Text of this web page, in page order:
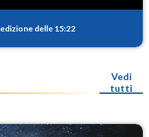
edizione delle 15:22
Vedi
tutti